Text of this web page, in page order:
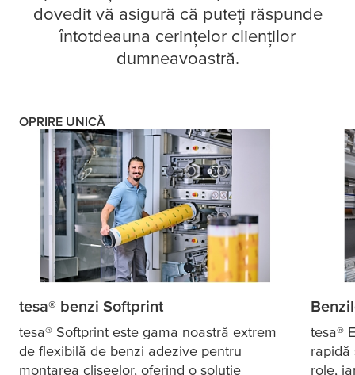
dovedit vă asigură că puteți răspunde
întotdeauna cerințelor clienților
dumneavoastră.
OPRIRE UNICĂ
tesa® benzi Softprint
tesa® Softprint este gama noastră extrem
de flexibilă de benzi adezive pentru
montarea clişeelor, oferind o soluție
tesa®
rapidă
role,